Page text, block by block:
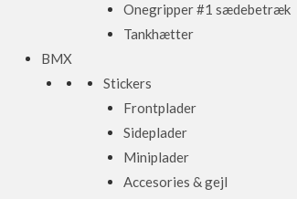
Onegripper #1 sædebetræk
Tankhætter
BMX
Stickers
Frontplader
Sideplader
Miniplader
Accesories & gejl